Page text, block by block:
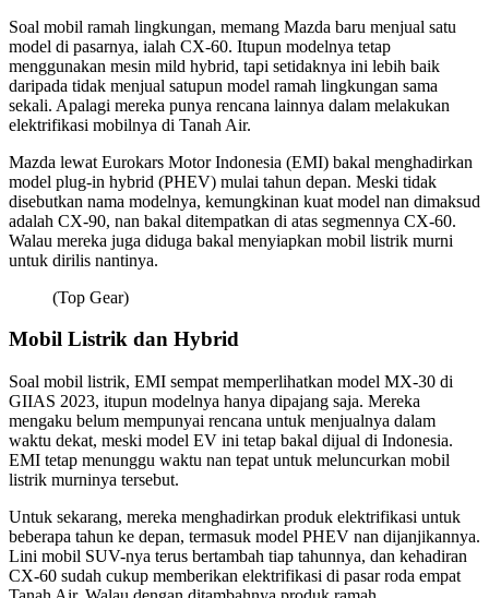
Soal mobil ramah lingkungan, memang Mazda baru menjual satu
model di pasarnya, ialah CX-60. Itupun modelnya tetap
menggunakan mesin mild hybrid, tapi setidaknya ini lebih baik
daripada tidak menjual satupun model ramah lingkungan sama
sekali. Apalagi mereka punya rencana lainnya dalam melakukan
elektrifikasi mobilnya di Tanah Air.
Mazda lewat Eurokars Motor Indonesia (EMI) bakal menghadirkan
model plug-in hybrid (PHEV) mulai tahun depan. Meski tidak
disebutkan nama modelnya, kemungkinan kuat model nan dimaksud
adalah CX-90, nan bakal ditempatkan di atas segmennya CX-60.
Walau mereka juga diduga bakal menyiapkan mobil listrik murni
untuk dirilis nantinya.
(Top Gear)
Mobil Listrik dan Hybrid
Soal mobil listrik, EMI sempat memperlihatkan model MX-30 di
GIIAS 2023, itupun modelnya hanya dipajang saja. Mereka
mengaku belum mempunyai rencana untuk menjualnya dalam
waktu dekat, meski model EV ini tetap bakal dijual di Indonesia.
EMI tetap menunggu waktu nan tepat untuk meluncurkan mobil
listrik murninya tersebut.
Untuk sekarang, mereka menghadirkan produk elektrifikasi untuk
beberapa tahun ke depan, termasuk model PHEV nan dijanjikannya.
Lini mobil SUV-nya terus bertambah tiap tahunnya, dan kehadiran
CX-60 sudah cukup memberikan elektrifikasi di pasar roda empat